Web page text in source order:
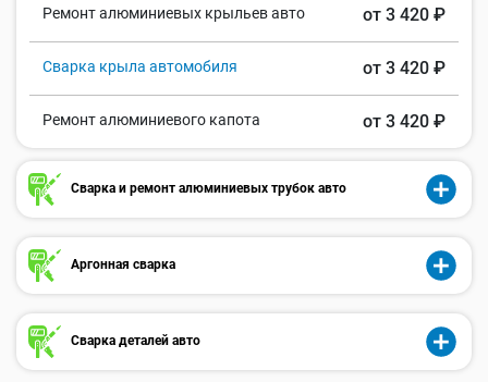
Ремонт алюминиевых крыльев авто от 3 420 ₽
Сварка крыла автомобиля от 3 420 ₽
Ремонт алюминиевого капота от 3 420 ₽
Сварка и ремонт алюминиевых трубок авто
Аргонная сварка
Сварка деталей авто